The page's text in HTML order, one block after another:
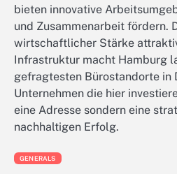
bieten innovative
und Zusammenarbeit fördern.
wirtschaftlicher Stärke
Infrastruktur macht Hamburg
gefragtesten Bürostandorte in
Unternehmen die hier
eine Adresse sondern eine
nachhaltigen Erfolg.
GENERALS